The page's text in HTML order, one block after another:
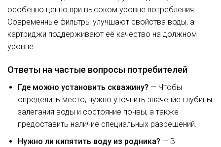
особенно ценно при высоком уровне потребления.
Современные фильтры улучшают свойства воды, а
картриджи поддерживают её качество на должном
уровне.
Ответы на частые вопросы потребителей
Где можно установить скважину? — Чтобы
определить место, нужно уточнить значение глубины
залегания воды и состояние почвы, а также
предоставить наличие специальных разрешений.
Нужно ли кипятить воду из родника? — В